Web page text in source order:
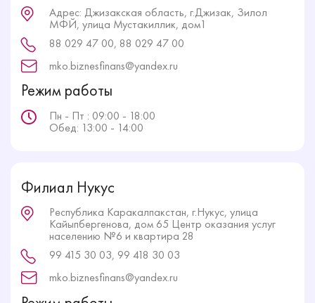
Адрес: Джизакская область, г.Джизак, Зилол
МФЙ, улица Мустакиллик, дом1
88 029 47 00, 88 029 47 00
mko.biznesfinans@yandex.ru
Режим работы
Пн - Пт : 09:00 - 18:00
Обед: 13:00 - 14:00
Филиал Нукус
Республика Каракалпакстан, г.Нукус, улица
Кайыпбергенова, дом 65 Центр оказания услуг
населению №6 и квартира 28
99 415 30 03, 99 418 30 03
mko.biznesfinans@yandex.ru